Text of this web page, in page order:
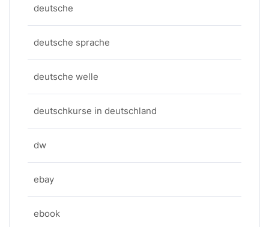
deutsche
deutsche sprache
deutsche welle
deutschkurse in deutschland
dw
ebay
ebook